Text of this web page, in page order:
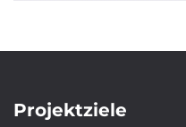
Projektziele